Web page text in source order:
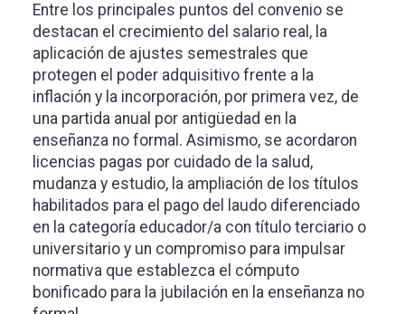
Entre los principales puntos del convenio se
destacan el crecimiento del salario real, la
aplicación de ajustes semestrales que
protegen el poder adquisitivo frente a la
inflación y la incorporación, por primera vez, de
una partida anual por antigüedad en la
enseñanza no formal. Asimismo, se acordaron
licencias pagas por cuidado de la salud,
mudanza y estudio, la ampliación de los títulos
habilitados para el pago del laudo diferenciado
en la categoría educador/a con título terciario o
universitario y un compromiso para impulsar
normativa que establezca el cómputo
bonificado para la jubilación en la enseñanza no